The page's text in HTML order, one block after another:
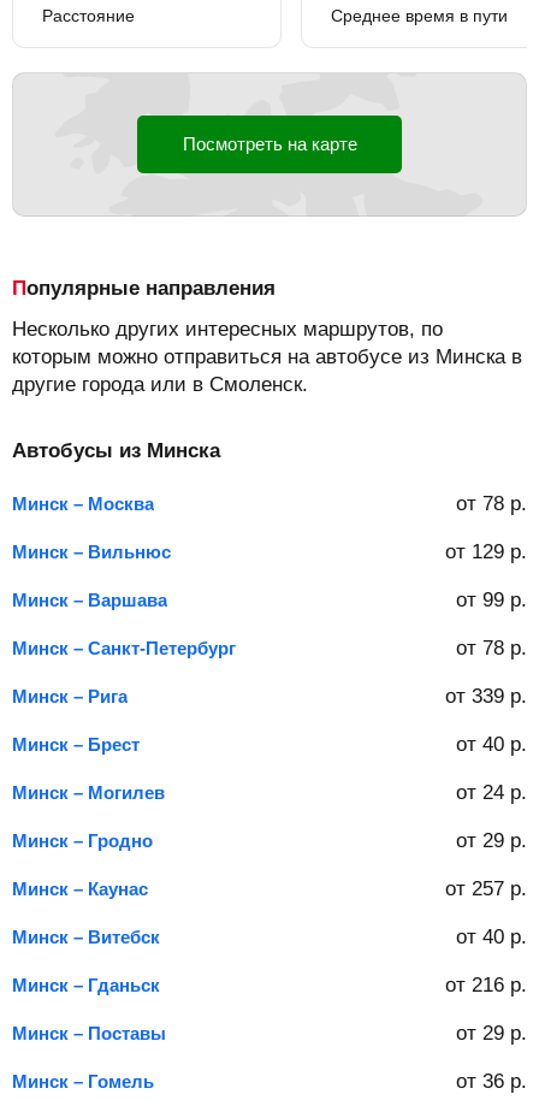
Расстояние Среднее время в пути
Посмотреть на карте
Популярные направления
Несколько других интересных маршрутов, по
которым можно отправиться на автобусе из Минска в
другие города или в Смоленск.
Автобусы из Минска
Минск – Москва от 78 р.
Минск – Вильнюс от 129 р.
Минск – Варшава от 99 р.
Минск – Санкт-Петербург от 78 р.
Минск – Рига от 339 р.
Минск – Брест от 40 р.
Минск – Могилев от 24 р.
Минск – Гродно от 29 р.
Минск – Каунас от 257 р.
Минск – Витебск от 40 р.
Минск – Гданьск от 216 р.
Минск – Поставы от 29 р.
Минск – Гомель от 36 р.